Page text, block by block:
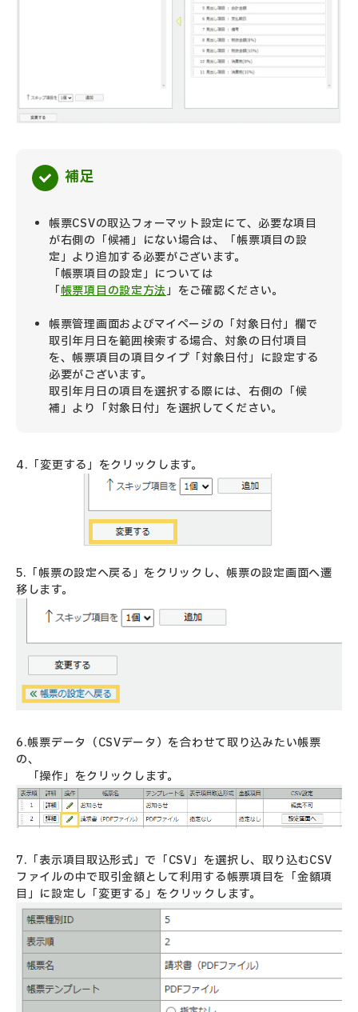
補足
帳票CSVの取込フォーマット設定にて、必要な項目
が右側の「候補」にない場合は、「帳票項目の設
定」より追加する必要がございます。
「帳票項目の設定」については
「帳票項目の設定方法」をご確認ください。
帳票管理画面およびマイページの「対象日付」欄で
取引年月日を範囲検索する場合、対象の日付項目
を、帳票項目の項目タイプ「対象日付」に設定する
必要がございます。
取引年月日の項目を選択する際には、右側の「候
補」より「対象日付」を選択してください。
4.「変更する」をクリックします。
5.「帳票の設定へ戻る」をクリックし、帳票の設定画面へ遷
移します。
6.帳票データ（CSVデータ）を合わせて取り込みたい帳票
の、
「操作」をクリックします。
7.「表示項目取込形式」で「CSV」を選択し、取り込むCSV
ファイルの中で取引金額として利用する帳票項目を「金額項
目」に設定し「変更する」をクリックします。